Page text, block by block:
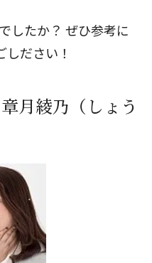
したか？ ぜひ参考に
ださい！
月綾乃（しょう